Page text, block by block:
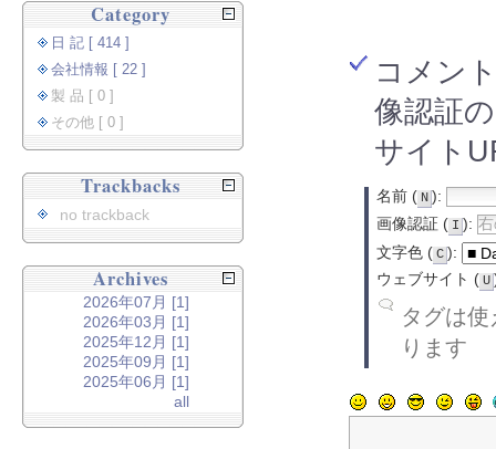
コメン
像認証の
サイト
名前 ( N ):
画像認証 ( I ):
文字色 ( C ):
ウェブサイト ( U
タグは
ります
Category
日 記 [ 414 ]
会社情報 [ 22 ]
製 品 [ 0 ]
その他 [ 0 ]
Trackbacks
no trackback
Archives
2026年07月 [1]
2026年03月 [1]
2025年12月 [1]
2025年09月 [1]
2025年06月 [1]
all